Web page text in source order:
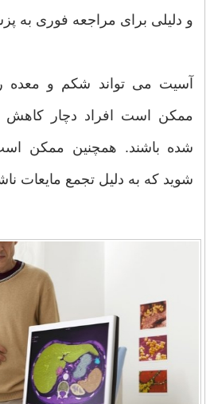
و دلیلی برای مراجعه فوری به
آسیت می تواند شکم و معده را
ممکن است افراد دچار کاهش
شده باشند. همچنین ممکن
شوید که به دلیل تجمع مایعات